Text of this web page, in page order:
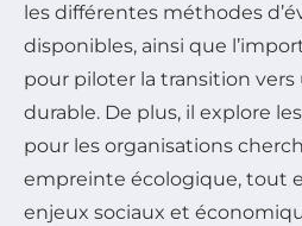
les différentes méthodes
disponibles, ainsi que
pour piloter la transition
durable. De plus, il explore
pour les organisations
empreinte écologique, tout
enjeux sociaux et